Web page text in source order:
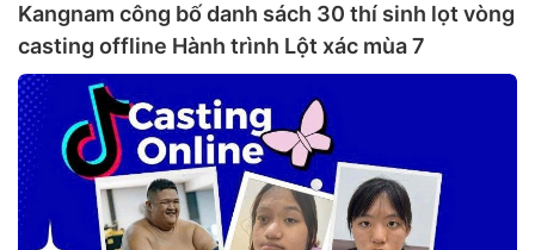
Kangnam công bố danh sách 30 thí sinh lọt vòng
casting offline Hành trình Lột xác mùa 7